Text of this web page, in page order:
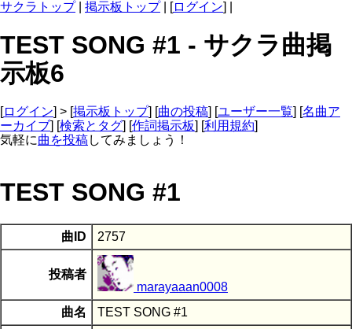
サクラトップ| 掲示板トップ| [ログイン] |
TEST SONG #1 - サクラ曲掲
示板6
[ログイン] > [掲示板トップ] [曲の投稿] [ユーザー一覧] [名曲ア
ーカイブ] [検索とタグ] [作詞掲示板] [利用規約]
気軽に曲を投稿してみましょう！
TEST SONG #1
曲ID 2757
投稿者
marayaaan0008
曲名
TEST SONG #1